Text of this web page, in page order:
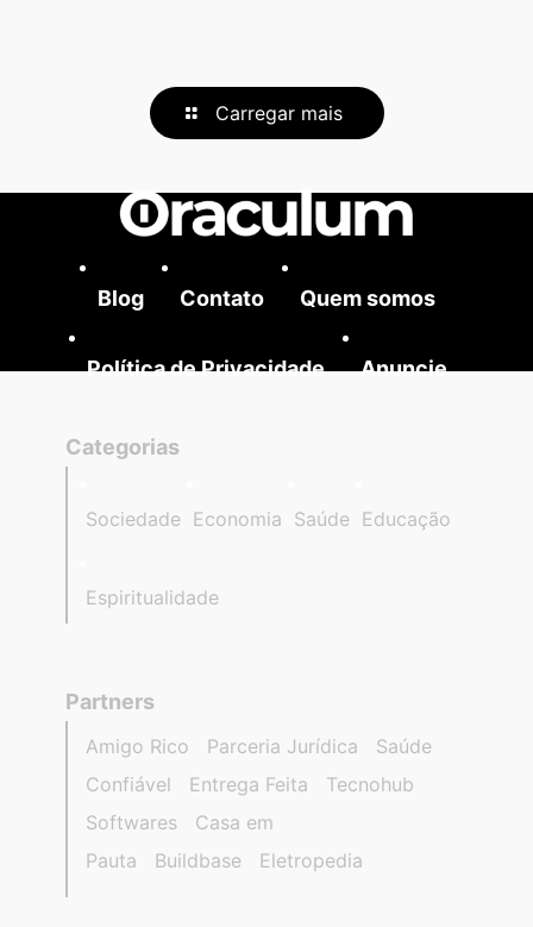
Carregar mais
Blog Contato Quem somos
Política de Privacidade Anuncie
Categorias
Sociedade Economia Saúde Educação
Espiritualidade
Partners
Amigo Rico Parceria Jurídica
Saúde
Confiável
Entrega Feita
Tecnohub
Softwares
Casa em
Pauta
Buildbase Eletropedia